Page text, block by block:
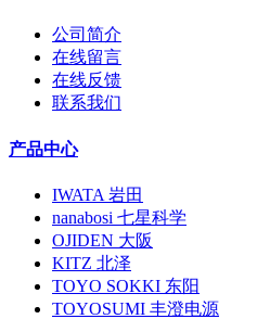
公司简介
在线留言
在线反馈
联系我们
产品中心
IWATA 岩田
nanabosi 七星科学
OJIDEN 大阪
KITZ 北泽
TOYO SOKKI 东阳
TOYOSUMI 丰澄电源